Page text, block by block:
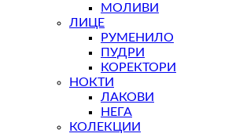
МОЛИВИ
ЛИЦЕ
РУМЕНИЛО
ПУДРИ
КОРЕКТОРИ
НОКТИ
ЛАКОВИ
НЕГА
КОЛЕКЦИИ